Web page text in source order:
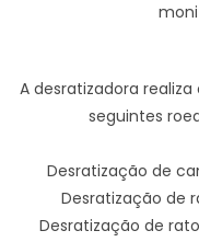
A desratizadora
seguintes
Desratização de
Desratização de
Desratização de